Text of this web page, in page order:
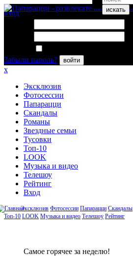
искать
вход
Забыли пароль?
войти
x
Эксклюзив
Фотосессии
Папарацци
Скандалы
Романы
Звездные семьи
Тусовки
Топ-10
LOOK
Музыка и видео
Телешоу
Рейтинг
Вход
Эксклюзив Фотосессии Папарацци Скандалы
Топ-10 LOOK Музыка и видео Телешоу Рейтинг
Сaмое гoрячее за неделю!